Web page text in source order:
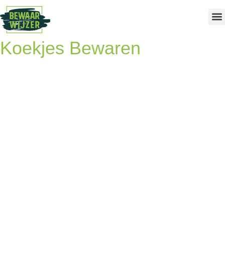
Koekjes Bewaren